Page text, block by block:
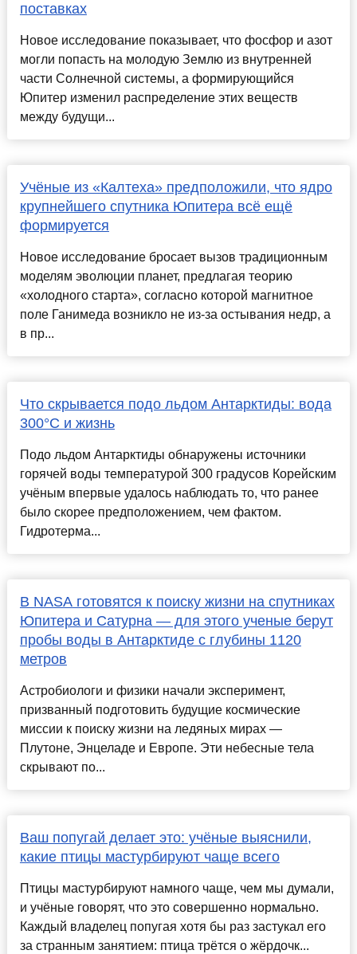
поставках
Новое исследование показывает, что фосфор и азот
могли попасть на молодую Землю из внутренней
части Солнечной системы, а формирующийся
Юпитер изменил распределение этих веществ
между будущи...
Учёные из «Калтеха» предположили, что ядро
крупнейшего спутника Юпитера всё ещё
формируется
Новое исследование бросает вызов традиционным
моделям эволюции планет, предлагая теорию
«холодного старта», согласно которой магнитное
поле Ганимеда возникло не из-за остывания недр, а
в пр...
Что скрывается подо льдом Антарктиды: вода
300°C и жизнь
Подо льдом Антарктиды обнаружены источники
горячей воды температурой 300 градусов Корейским
учёным впервые удалось наблюдать то, что ранее
было скорее предположением, чем фактом.
Гидротерма...
В NASA готовятся к поиску жизни на спутниках
Юпитера и Сатурна — для этого ученые берут
пробы воды в Антарктиде с глубины 1120
метров
Астробиологи и физики начали эксперимент,
призванный подготовить будущие космические
миссии к поиску жизни на ледяных мирах —
Плутоне, Энцеладе и Европе. Эти небесные тела
скрывают по...
Ваш попугай делает это: учёные выяснили,
какие птицы мастурбируют чаще всего
Птицы мастурбируют намного чаще, чем мы думали,
и учёные говорят, что это совершенно нормально.
Каждый владелец попугая хотя бы раз застукал его
за странным занятием: птица трётся о жёрдочк...